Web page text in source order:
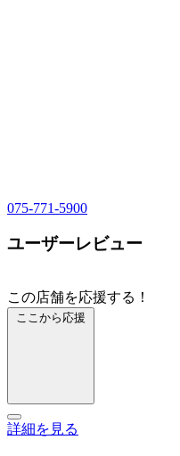
075-771-5900
ユーザーレビュー
この店舗を応援する！
ここから応援
詳細を見る